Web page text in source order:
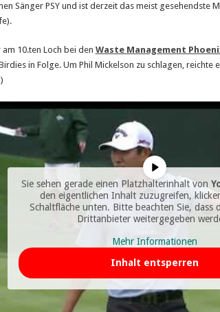
Sänger PSY und ist derzeit das meist gesehendste
am 10.ten Loch bei den Waste Management
in Folge. Um Phil Mickelson zu schlagen, reichte
Sie sehen gerade einen Platzhalterinhalt von
den eigentlichen Inhalt zuzugreifen,
Schaltfläche unten. Bitte beachten Sie, dass
Drittanbieter weitergegeben
Mehr Informationen
Inhalt entsperren